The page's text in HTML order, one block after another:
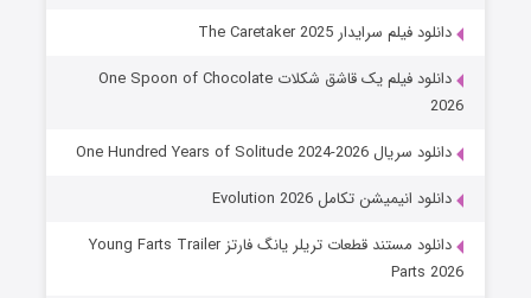
دانلود فیلم سرایدار The Caretaker 2025
دانلود فیلم یک قاشق شکلات One Spoon of Chocolate
2026
دانلود سریال One Hundred Years of Solitude 2024-2026
دانلود انیمیشن تکامل Evolution 2026
دانلود مستند قطعات تریلر یانگ فارتز Young Farts Trailer
Parts 2026